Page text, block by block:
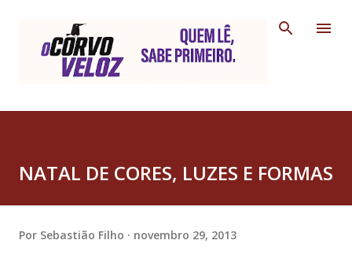
NATAL DE CORES, LUZES E FORMAS
Por Sebastião Filho novembro 29, 2013